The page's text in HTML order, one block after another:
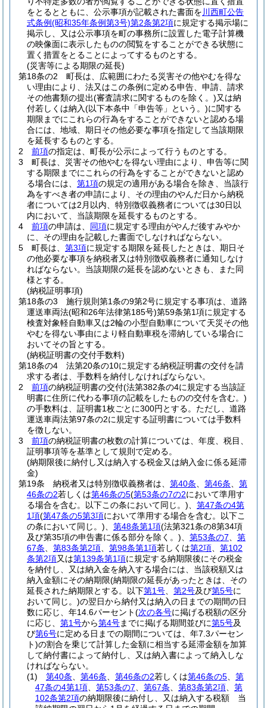
をとるとともに、公示事項が記載された書面を 川西町公告
式条例(昭和35年条例第3号)第2条第2項に規定する掲示場に
掲示し、又は公示事項を町の事務所に設置した電子計算機
の映像面に表示したものの閲覧をすることができる状態に
置く措置をとることによってするものとする。
(災害等による期限の延長)
第18条の2
町長は、広範囲にわたる災害その他やむを得な
い理由により、法又はこの条例に定める申告、申請、請求
その他書類の提出(審査請求に関するものを除く。)又は納
付若しくは納入(以下本条中「申告等」という。)に関する
期限までにこれらの行為をすることができないと認める場
合には、地域、期日その他必要な事項を指定して当該期限
を延長するものとする。
2
前項の指定は、町長が公示によって行うものとする。
3
町長は、災害その他やむを得ない理由により、申告等に関
する期限までにこれらの行為をすることができないと認め
る場合には、 第1項の規定の適用がある場合を除き、当該行
為をすべき者の申請により、その理由のやんだ日から納税
者については2月以内、特別徴収義務者については30日以
内において、当該期限を延長するものとする。
4
前項の申請は、 同項に規定する理由がやんだ後すみやか
に、その理由を記載した書面でしなければならない。
5
町長は、 第3項に規定する期限を延長したときは、期日そ
の他必要な事項を納税者又は特別徴収義務者に通知しなけ
ればならない。 当該期限の延長を認めないときも、また同
様とする。
(納税証明事項)
第18条の3
施行規則第1条の9第2号に規定する事項は、道路
運送車両法(昭和26年法律第185号)第59条第1項に規定する
検査対象軽自動車又は2輪の小型自動車について天災その他
やむを得ない事由により軽自動車税を滞納している場合に
おいてその旨とする。
(納税証明書の交付手数料)
第18条の4
法第20条の10に規定する納税証明書の交付を請
求する者は、手数料を納付しなければならない。
2
前項の納税証明書の交付(法第382条の4に規定する当該証
明書に住所に代わる事項の記載をしたものの交付を含む。)
の手数料は、証明書1枚ごとに300円とする。 ただし、道路
運送車両法第97条の2に規定する証明書については手数料
を徴しない。
3
前項の納税証明書の枚数の計算については、年度、税目、
証明事項等を基準として規則で定める。
(納期限後に納付し又は納入する税金又は納入金に係る延滞
金)
第19条
納税者又は特別徴収義務者は、 第40条 第46条
第
46条の2若しくは第46条の5(第53条の7の2において準用す
る場合を含む。以下この条において同じ。)
第47条の4第
1項(第47条の5第3項において準用する場合を含む。以下こ
の条において同じ。)
第48条第1項(法第321条の8第34項
及び第35項の申告書に係る部分を除く。)
第53条の7
第
67条
第83条第2項 第98条第1項若しくは第2項
第102
条第2項又は第139条第1項に規定する納期限後にその税金
を納付し、又は納入金を納入する場合には、当該税額又は
納入金額にその納期限(納期限の延長があったときは、その
延長された納期限とする。以下第1号 第2号及び第5号に
おいて同じ。)の翌日から納付又は納入の日までの期間の日
数に応じ、年14.6パーセント(次の各号に掲げる税額の区分
に応じ、 第1号から第4号までに掲げる期間並びに第5号及
び第6号に定める日までの期間については、年7.3パーセン
ト)の割合を乗じて計算した金額に相当する延滞金額を加算
して納付書によって納付し、又は納入書によって納入しな
ければならない。
(1)
第40条 第46条 第46条の2若しくは第46条の5
第
47条の4第1項
第53条の7 第67条 第83条第2項
第
102条第2項の納期限後に納付し、又は納入する税額 当